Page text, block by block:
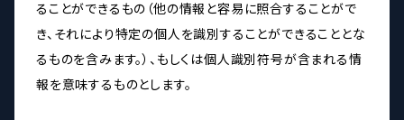
ることができるもの（他の情報と容易に照合することがで
き、それにより特定の個人を識別することができることとな
るものを含みます。）、もしくは個人識別符号が含まれる情
報を意味するものとします。